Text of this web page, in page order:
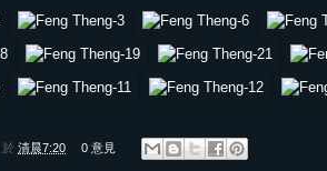
於 清晨7:20 0 意見